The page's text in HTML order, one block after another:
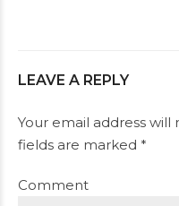
LEAVE A REPLY
Your email address
fields are marked *
Comment